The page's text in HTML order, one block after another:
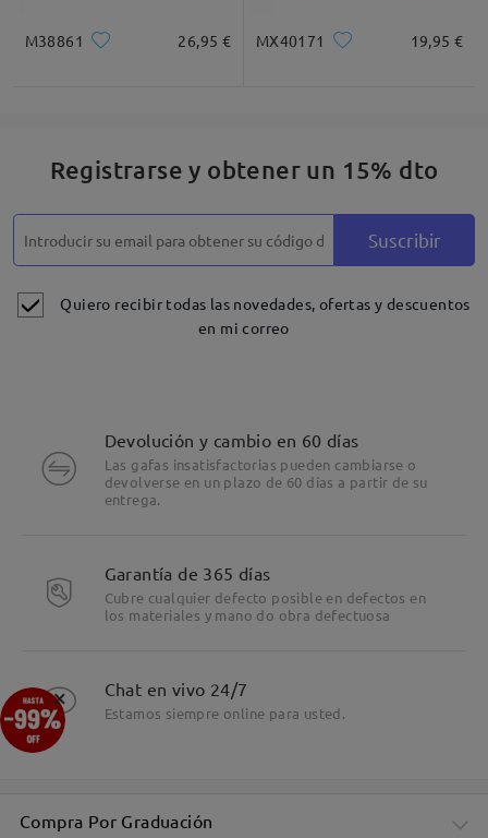
M38861 26,95 € MX40171 19,95 €
Registrarse y obtener un 15% dto
Suscribir
Quiero recibir todas las novedades, ofertas y descuentos
en mi correo
Devolución y cambio en 60 días
Las gafas insatisfactorias pueden cambiarse o
devolverse en un plazo de 60 días a partir de su
entrega.
Garantía de 365 días
Cubre cualquier defecto posible en defectos en
los materiales y mano do obra defectuosa
Chat en vivo 24/7
Estamos siempre online para usted.
Compra Por Graduación
×